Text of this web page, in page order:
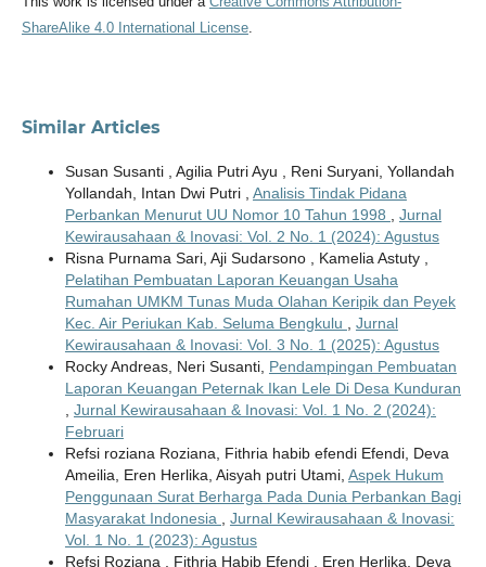
ShareAlike 4.0 International License.
Similar Articles
Susan Susanti , Agilia Putri Ayu , Reni Suryani, Yollandah
Yollandah, Intan Dwi Putri , Analisis Tindak Pidana
Perbankan Menurut UU Nomor 10 Tahun 1998
Jurnal
Kewirausahaan & Inovasi: Vol. 2 No. 1 (2024): Agustus
Risna Purnama Sari, Aji Sudarsono , Kamelia Astuty ,
Pelatihan Pembuatan Laporan Keuangan Usaha
Rumahan UMKM Tunas Muda Olahan Keripik dan Peyek
Kec. Air Periukan Kab. Seluma Bengkulu
Jurnal
Kewirausahaan & Inovasi: Vol. 3 No. 1 (2025): Agustus
Rocky Andreas, Neri Susanti, Pendampingan Pembuatan
Laporan Keuangan Peternak Ikan Lele Di Desa Kunduran
Jurnal Kewirausahaan & Inovasi: Vol. 1 No. 2 (2024):
Februari
Refsi roziana Roziana, Fithria habib efendi Efendi, Deva
Ameilia, Eren Herlika, Aisyah putri Utami, Aspek Hukum
Penggunaan Surat Berharga Pada Dunia Perbankan Bagi
Masyarakat Indonesia
Jurnal Kewirausahaan & Inovasi:
Vol. 1 No. 1 (2023): Agustus
Refsi Roziana , Fithria Habib Efendi , Eren Herlika, Deva